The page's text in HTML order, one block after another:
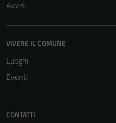
Avvisi
VIVERE IL COMUNE
Luoghi
Eventi
CONTATTI